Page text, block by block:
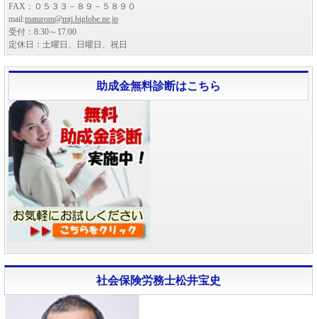
FAX：０５３３－８９－５８９０
mail:maturom@mtj.biglobe.ne.jp
受付：8:30～17:00
定休日：土曜日、日曜日、祝日
助成金無料診断はこちら
社会保険労務士松井宝史